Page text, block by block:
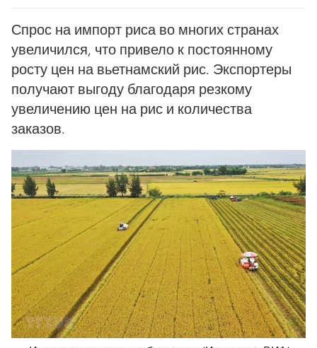
Спрос на импорт риса во многих странах
увеличился, что привело к постоянному
росту цен на вьетнамский рис. Экспортеры
получают выгоду благодаря резкому
увеличению цен на рис и количества
заказов.